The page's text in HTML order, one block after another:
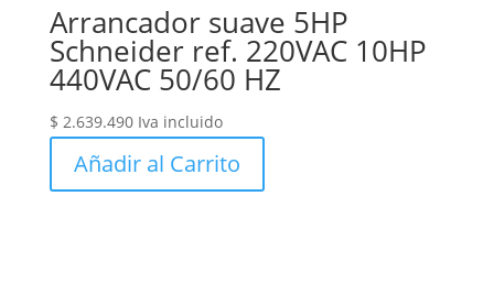
Arrancador suave 5HP
Schneider ref. 220VAC 10HP
440VAC 50/60 HZ
$ 2.639.490 Iva incluido
Añadir al Carrito